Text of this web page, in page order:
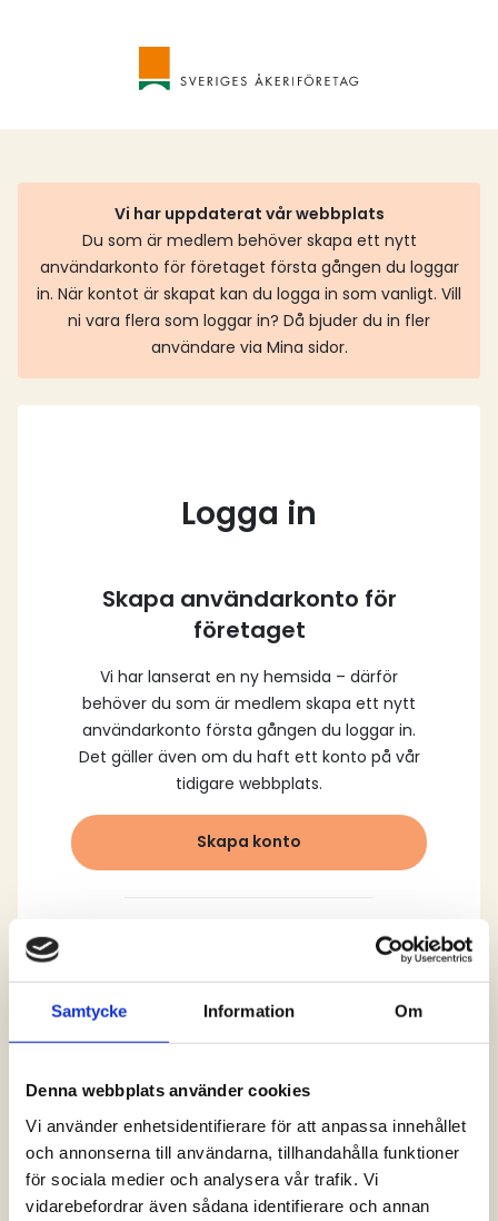
Samtycke Information Om
Denna webbplats använder cookies
Vi använder enhetsidentifierare för att anpassa innehållet
och annonserna till användarna, tillhandahålla funktioner
för sociala medier och analysera vår trafik. Vi
vidarebefordrar även sådana identifierare och annan
Vi har uppdaterat vår webbplats
Du som är medlem behöver skapa ett nytt
användarkonto för företaget första gången du loggar
in. När kontot är skapat kan du logga in som vanligt. Vill
ni vara flera som loggar in? Då bjuder du in fler
användare via Mina sidor.
Logga in
Skapa användarkonto för
företaget
Vi har lanserat en ny hemsida – därför
behöver du som är medlem skapa ett nytt
användarkonto första gången du loggar in.
Det gäller även om du haft ett konto på vår
tidigare webbplats.
Skapa konto
Logga in och ta del av allt som vår hemsida
har att erbjuda. Saknar du dina uppgifter?
lösenord” alternativt kontakta oss så hjälper
vi dig!
Logga in